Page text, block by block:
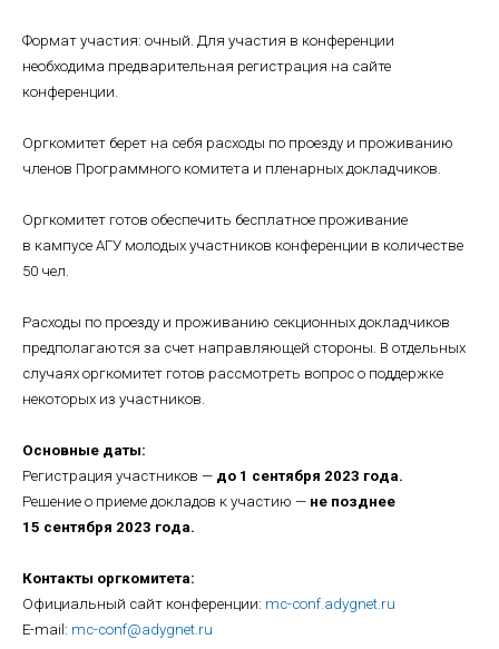
Формат участия: очный. Для участия в конференции
необходима предварительная регистрация на сайте
конференции.
Оргкомитет берет на себя расходы по проезду и проживанию
членов Программного комитета и пленарных докладчиков.
Оргкомитет готов обеспечить бесплатное проживание
в кампусе АГУ молодых участников конференции в количестве
50 чел.
Расходы по проезду и проживанию секционных докладчиков
предполагаются за счет направляющей стороны. В отдельных
случаях оргкомитет готов рассмотреть вопрос о поддержке
некоторых из участников.
Основные даты:
Регистрация участников — до 1 сентября 2023 года.
Решение о приеме докладов к участию — не позднее
15 сентября 2023 года.
Контакты оргкомитета:
Официальный сайт конференции: mc-conf.adygnet.ru
E-mail: mc-conf@adygnet.ru